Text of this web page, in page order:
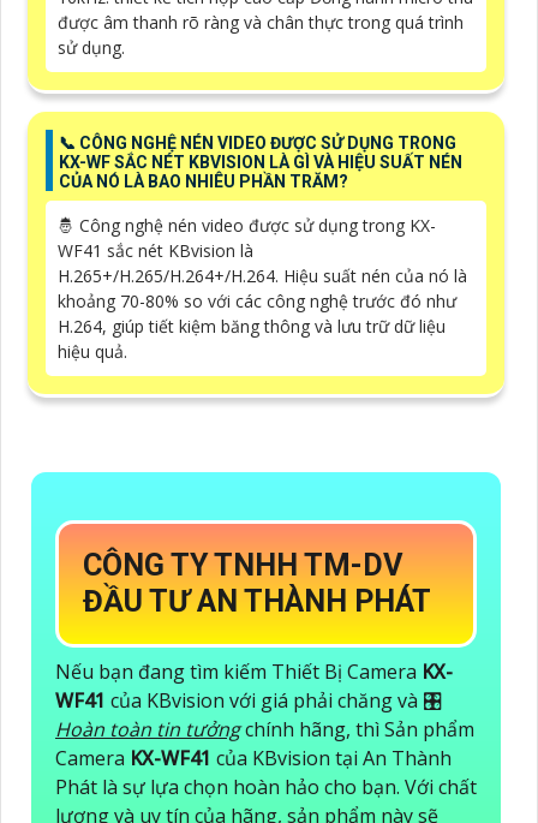
được âm thanh rõ ràng và chân thực trong quá trình
sử dụng.
📞 CÔNG NGHỆ NÉN VIDEO ĐƯỢC SỬ DỤNG TRONG
KX-WF SẮC NÉT KBVISION LÀ GÌ VÀ HIỆU SUẤT NÉN
CỦA NÓ LÀ BAO NHIÊU PHẦN TRĂM?
🤴 Công nghệ nén video được sử dụng trong KX-
WF41 sắc nét KBvision là
H.265+/H.265/H.264+/H.264. Hiệu suất nén của nó là
khoảng 70-80% so với các công nghệ trước đó như
H.264, giúp tiết kiệm băng thông và lưu trữ dữ liệu
hiệu quả.
CÔNG TY TNHH TM-DV
ĐẦU TƯ AN THÀNH PHÁT
Nếu bạn đang tìm kiếm Thiết Bị Camera KX-
WF41 của KBvision với giá phải chăng và 🎛
Hoàn toàn tin tưởngchính hãng, thì Sản phẩm
Camera KX-WF41 của KBvision tại An Thành
Phát là sự lựa chọn hoàn hảo cho bạn. Với chất
lượng và uy tín của hãng, sản phẩm này sẽ